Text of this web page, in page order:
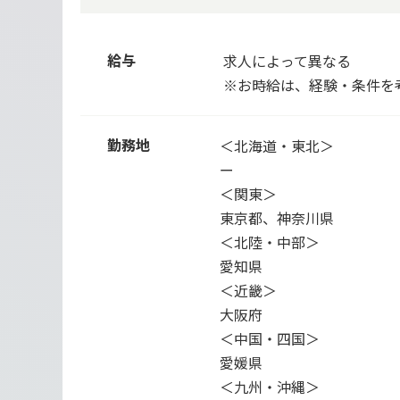
給与
求人によって異なる
※お時給は、経験・条件を
勤務地
＜北海道・東北＞
ー
＜関東＞
東京都、神奈川県
＜北陸・中部＞
愛知県
＜近畿＞
大阪府
＜中国・四国＞
愛媛県
＜九州・沖縄＞